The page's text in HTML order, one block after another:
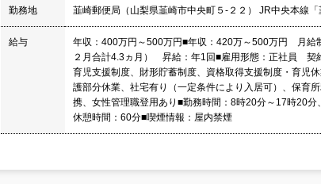
勤務地 韮崎郵便局（山梨県韮崎市中央町５-２２） JR中央本線
給与
年収：400万円～500万円■年収：420万～500万円 月給
２月合計4.3ヵ月） 昇給：年1回■雇用形態：正社員 契
育児支援制度、財形貯蓄制度、資格取得支援制度・育児
護部分休業、社宅有り（一定条件により入居可）、保育
携、女性管理職登用あり■勤務時間：8時20分～17時
休憩時間：60分■喫煙情報：屋内禁煙